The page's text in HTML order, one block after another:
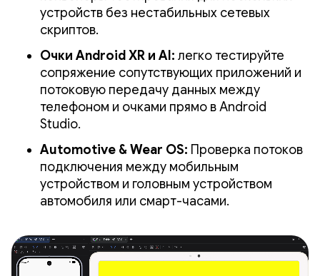
устройств без нестабильных сетевых
скриптов.
Очки Android XR и AI: легко тестируйте
сопряжение сопутствующих приложений и
потоковую передачу данных между
телефоном и очками прямо в Android
Studio.
Automotive & Wear OS: Проверка потоков
подключения между мобильным
устройством и головным устройством
автомобиля или смарт-часами.